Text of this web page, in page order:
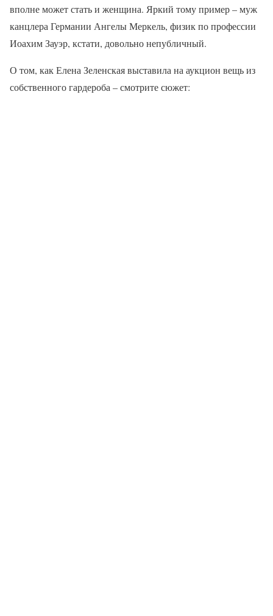
вполне может стать и женщина. Яркий тому пример – муж
канцлера Германии Ангелы Меркель, физик по профессии
Иоахим Зауэр, кстати, довольно непубличный.
О том, как Елена Зеленская выставила на аукцион вещь из
собственного гардероба – смотрите сюжет: